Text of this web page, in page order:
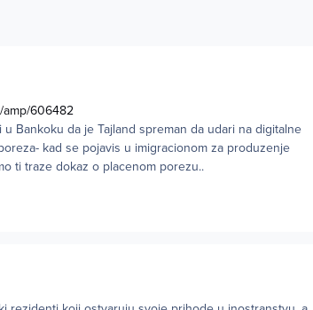
amp/606482
Bankoku da je Tajland spreman da udari na digitalne
kad se pojavis u imigracionom za produzenje
ti traze dokaz o placenom porezu..